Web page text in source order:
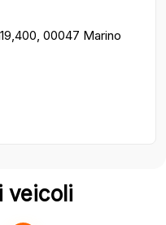
00047 Marino
veicoli